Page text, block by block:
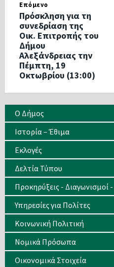
Επόμενο
Πρόσκληση για τη
συνεδρίαση της
Οικ. Επιτροπής του
Δήμου
Αλεξάνδρειας την
Πέμπτη, 19
Οκτωβρίου (13:00)
Ο Δήμος
Ιστορία – Έθιμα
Eκλογές
Δελτία Τύπου
Προκηρύξεις - Διαγωνισμοί
Υπηρεσίες για Πολίτες
Κοινωνική Πολιτική
Νομικά Πρόσωπα
Οικονομικά Στοιχεία